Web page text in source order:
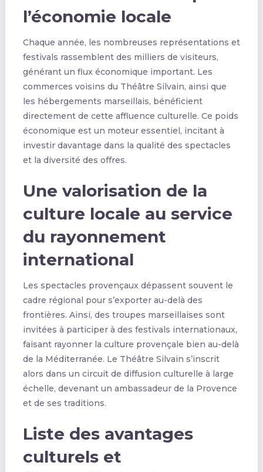
l’économie locale
Chaque année, les nombreuses représentations et
festivals rassemblent des milliers de visiteurs,
générant un flux économique important. Les
commerces voisins du Théâtre Silvain, ainsi que
les hébergements marseillais, bénéficient
directement de cette affluence culturelle. Ce poids
économique est un moteur essentiel, incitant à
investir davantage dans la qualité des spectacles
et la diversité des offres.
Une valorisation de la
culture locale au service
du rayonnement
international
Les spectacles provençaux dépassent souvent le
cadre régional pour s’exporter au-delà des
frontières. Ainsi, des troupes marseillaises sont
invitées à participer à des festivals internationaux,
faisant rayonner la culture provençale bien au-delà
de la Méditerranée. Le Théâtre Silvain s’inscrit
alors dans un circuit de diffusion culturelle à large
échelle, devenant un ambassadeur de la Provence
et de ses traditions.
Liste des avantages
culturels et